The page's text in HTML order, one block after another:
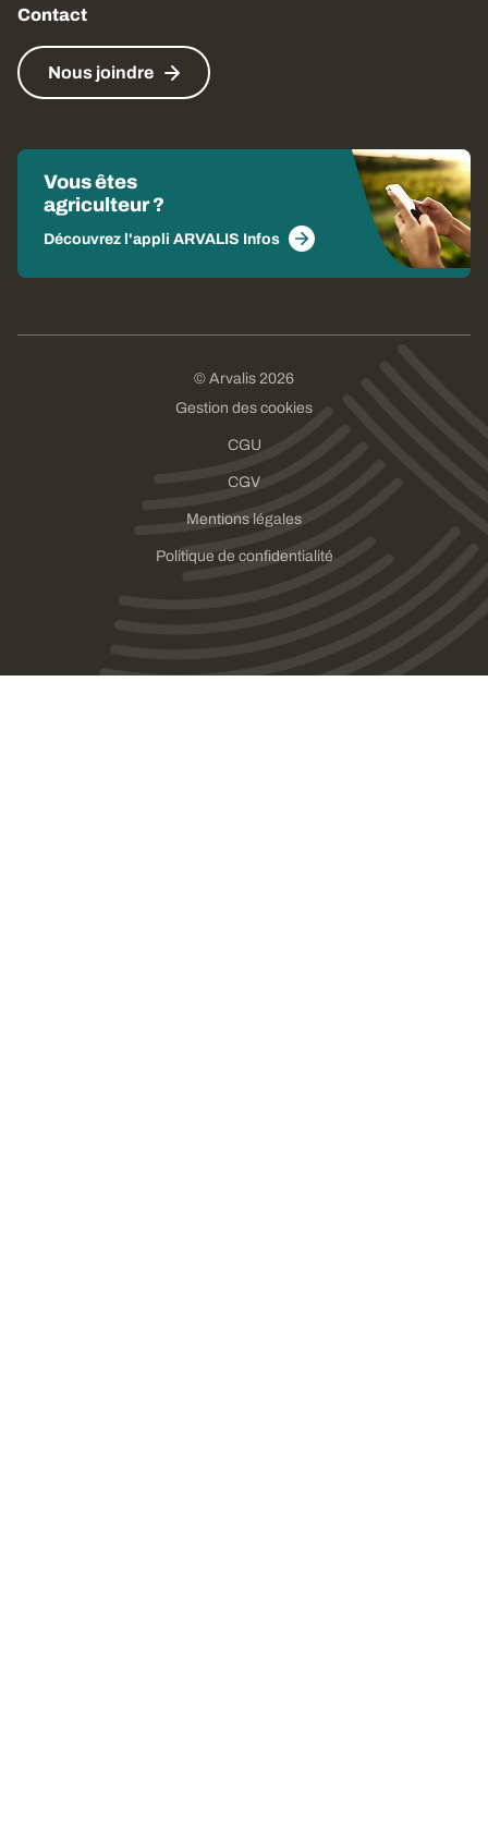
Contact
Nous joindre
Vous êtes
agriculteur ?
Découvrez l'appli ARVALIS Infos
© Arvalis 2026
Gestion des cookies
CGU
CGV
Mentions légales
Politique de confidentialité